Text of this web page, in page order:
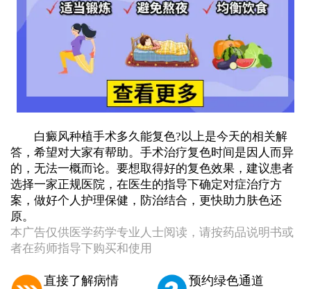
白癜风种植手术多久能复色?以上是今天的相关解
答，希望对大家有帮助。手术治疗复色时间是因人而异
的，无法一概而论。要想取得好的复色效果，建议患者
选择一家正规医院，在医生的指导下确定对症治疗方
案，做好个人护理保健，防治结合，更快助力肤色还
原。
本广告仅供医学药学专业人士阅读，请按药品说明书或
者在药师指导下购买和使用
直接了解病情 预约绿色通道